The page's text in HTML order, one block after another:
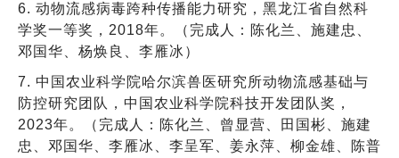
6. 动物流感病毒跨种传播能力研究，黑龙江省自然科
学奖一等奖，2018年。（完成人：陈化兰、施建忠、
邓国华、杨焕良、李雁冰）
7. 中国农业科学院哈尔滨兽医研究所动物流感基础与
防控研究团队，中国农业科学院科技开发团队奖，
2023年。（完成人：陈化兰、曾显营、田国彬、施建
忠、邓国华、李雁冰、李呈军、姜永萍、柳金雄、陈普